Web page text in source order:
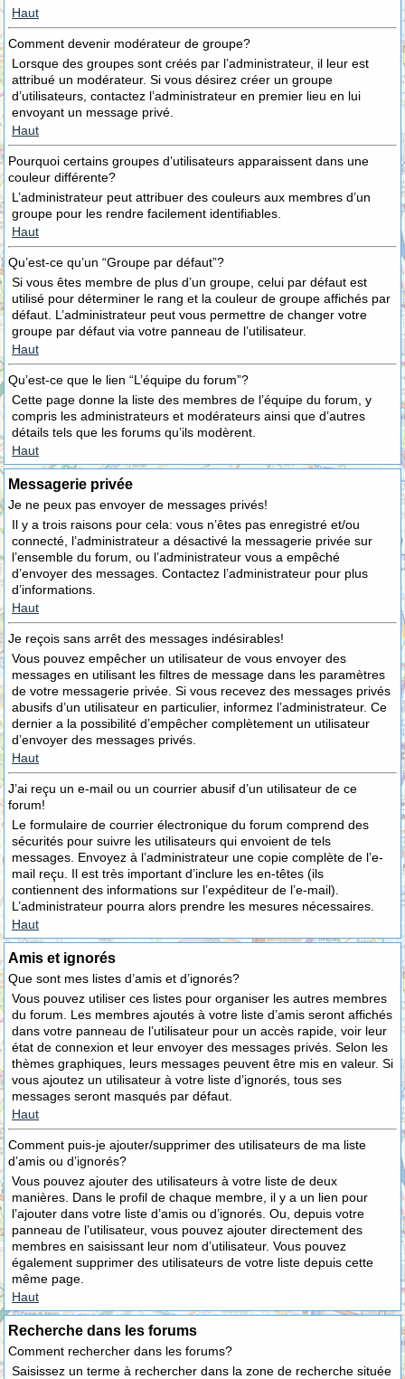
Haut
Comment devenir modérateur de groupe?
Lorsque des groupes sont créés par l’administrateur, il leur est
attribué un modérateur. Si vous désirez créer un groupe
d’utilisateurs, contactez l’administrateur en premier lieu en lui
envoyant un message privé.
Haut
Pourquoi certains groupes d’utilisateurs apparaissent dans une
couleur différente?
L’administrateur peut attribuer des couleurs aux membres d’un
groupe pour les rendre facilement identifiables.
Haut
Qu’est-ce qu’un “Groupe par défaut”?
Si vous êtes membre de plus d’un groupe, celui par défaut est
utilisé pour déterminer le rang et la couleur de groupe affichés par
défaut. L’administrateur peut vous permettre de changer votre
groupe par défaut via votre panneau de l’utilisateur.
Haut
Qu’est-ce que le lien “L’équipe du forum”?
Cette page donne la liste des membres de l’équipe du forum, y
compris les administrateurs et modérateurs ainsi que d’autres
détails tels que les forums qu’ils modèrent.
Haut
Messagerie privée
Je ne peux pas envoyer de messages privés!
Il y a trois raisons pour cela: vous n’êtes pas enregistré et/ou
connecté, l’administrateur a désactivé la messagerie privée sur
l’ensemble du forum, ou l’administrateur vous a empêché
d’envoyer des messages. Contactez l’administrateur pour plus
d’informations.
Haut
Je reçois sans arrêt des messages indésirables!
Vous pouvez empêcher un utilisateur de vous envoyer des
messages en utilisant les filtres de message dans les paramètres
de votre messagerie privée. Si vous recevez des messages privés
abusifs d’un utilisateur en particulier, informez l’administrateur. Ce
dernier a la possibilité d’empêcher complètement un utilisateur
d’envoyer des messages privés.
Haut
J’ai reçu un e-mail ou un courrier abusif d’un utilisateur de ce
forum!
Le formulaire de courrier électronique du forum comprend des
sécurités pour suivre les utilisateurs qui envoient de tels
messages. Envoyez à l’administrateur une copie complète de l’e-
mail reçu. Il est très important d’inclure les en-têtes (ils
contiennent des informations sur l’expéditeur de l’e-mail).
L’administrateur pourra alors prendre les mesures nécessaires.
Haut
Amis et ignorés
Que sont mes listes d’amis et d’ignorés?
Vous pouvez utiliser ces listes pour organiser les autres membres
du forum. Les membres ajoutés à votre liste d’amis seront affichés
dans votre panneau de l’utilisateur pour un accès rapide, voir leur
état de connexion et leur envoyer des messages privés. Selon les
thèmes graphiques, leurs messages peuvent être mis en valeur. Si
vous ajoutez un utilisateur à votre liste d’ignorés, tous ses
messages seront masqués par défaut.
Haut
Comment puis-je ajouter/supprimer des utilisateurs de ma liste
d’amis ou d’ignorés?
Vous pouvez ajouter des utilisateurs à votre liste de deux
manières. Dans le profil de chaque membre, il y a un lien pour
l’ajouter dans votre liste d’amis ou d’ignorés. Ou, depuis votre
panneau de l’utilisateur, vous pouvez ajouter directement des
membres en saisissant leur nom d’utilisateur. Vous pouvez
également supprimer des utilisateurs de votre liste depuis cette
même page.
Haut
Recherche dans les forums
Comment rechercher dans les forums?
Saisissez un terme à rechercher dans la zone de recherche située